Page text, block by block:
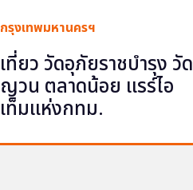
กรุงเทพมหานครฯ
เที่ยว วัดอุภัยราชบำรุง วัด
ญวน ตลาดน้อย แรร์ไอ
เท็มแห่งกทม.